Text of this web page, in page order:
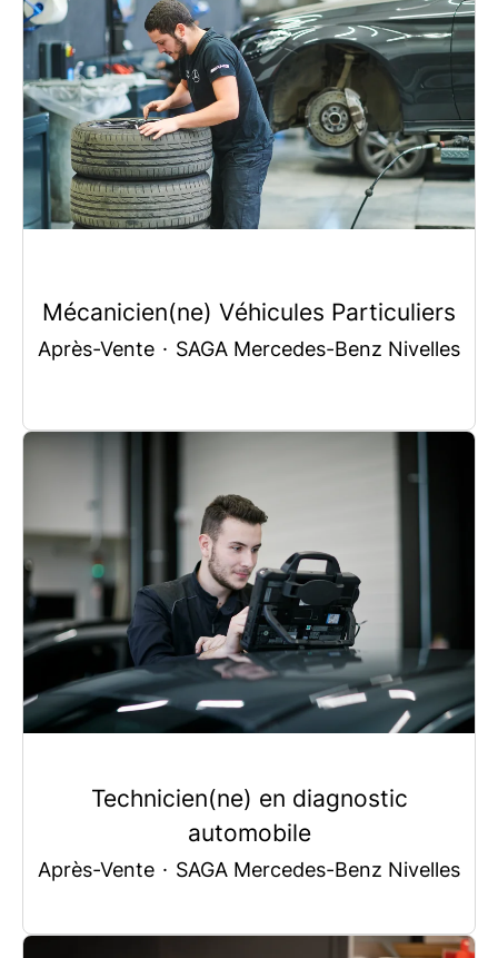
Mécanicien(ne) Véhicules Particuliers
Après-Vente · SAGA Mercedes-Benz Nivelles
Technicien(ne) en diagnostic
automobile
Après-Vente · SAGA Mercedes-Benz Nivelles